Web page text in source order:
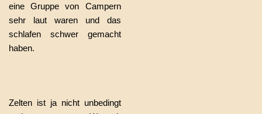
eine Gruppe von Campern
sehr laut waren und das
schlafen schwer gemacht
haben.
Zelten ist ja nicht unbedingt